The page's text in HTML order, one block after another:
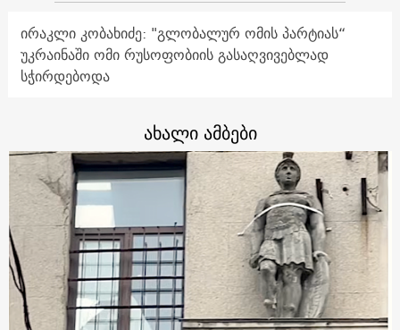
ირაკლი კობახიძე: "გლობალურ ომის პარტიას“
უკრაინაში ომი რუსოფობიის გასაღვივებლად
სჭირდებოდა
ახალი ამბები